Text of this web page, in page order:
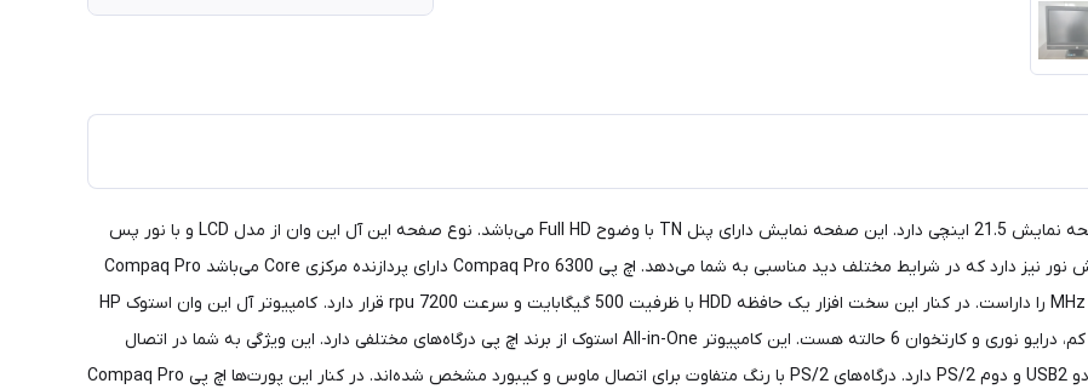
کامپیوتر All-in-one استوک HP مدل Compaq Pro 6300 یک صفحه نمایش 21.5 اینچی دارد. این صفحه نمایش دارای پنل TN با وضوح Full HD می‌باشد. نوع صفحه این آل این وان از مدل LCD و با نور پس
زمینه LED است. صفحه نمایش این کامپیوتر AIO روکش ضدتابش نور نیز دارد که در شرایط مختلف دید مناسبی به شما می‌دهد. اچ پی Compaq Pro 6300 دارای پردازنده مرکزی Core می‌باشد Compaq Pro
6300 دارای رم از نوع DDR3 هست. این حافظه رم فرکانس 1600 MHz را داراست. در کنار این سخت افزار یک حافظه HDD با ظرفیت 500 گیگابایت و سرعت 7200 rpu قرار دارد. کامپیوتر آل این وان استوک HP
مدل Compaq Pro 6300 دارای امکانات مناسبی مثل اسپیکر، وب کم، درایو نوری و کارتخوان 6 حالته هست. این کامپیوتر All-in-One استوک از برند اچ پی درگاه‌های مختلفی دارد. این ویژگی به شما در اتصال
لوازم جانبی گوناگون کمک می‌کند. این سیستم چهار پورت USB3، دو USB2 و دوم PS/2 دارد. درگاه‌های PS/2 با رنگ متفاوت برای اتصال ماوس و کیبورد مشخص شده‌اند. در کنار این پورت‌ها اچ پی Compaq Pro